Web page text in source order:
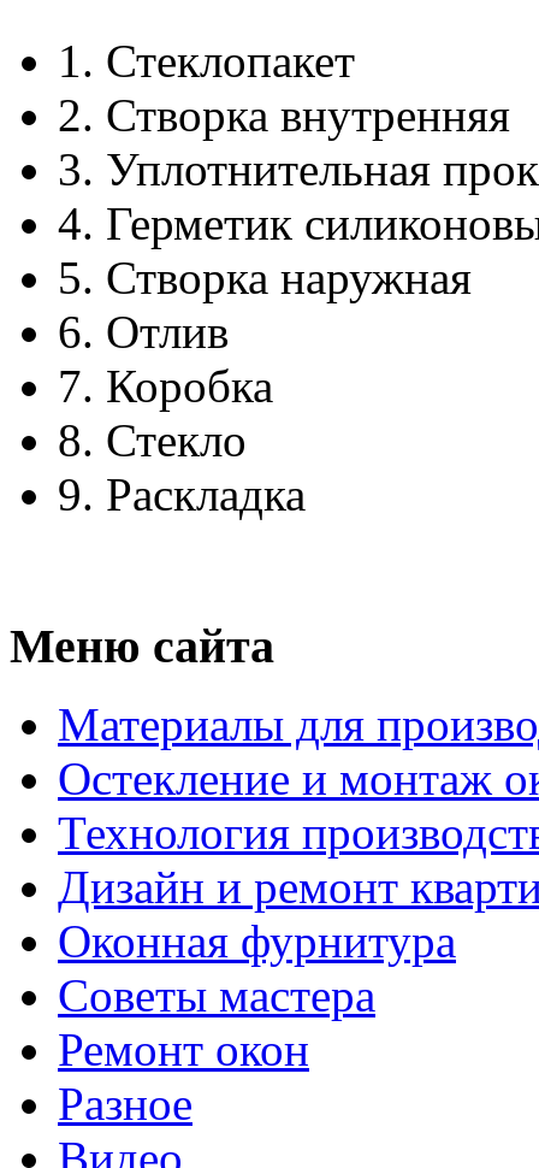
1. Стеклопакет
2. Створка внутренняя
3. Уплотнительная
4. Герметик
5. Створка наружная
6. Отлив
7. Коробка
8. Стекло
9. Раскладка
Меню сайта
Материалы для
Остекление и монтаж
Технология
Дизайн и ремонт
Оконная фурнитура
Советы мастера
Ремонт окон
Разное
Видео